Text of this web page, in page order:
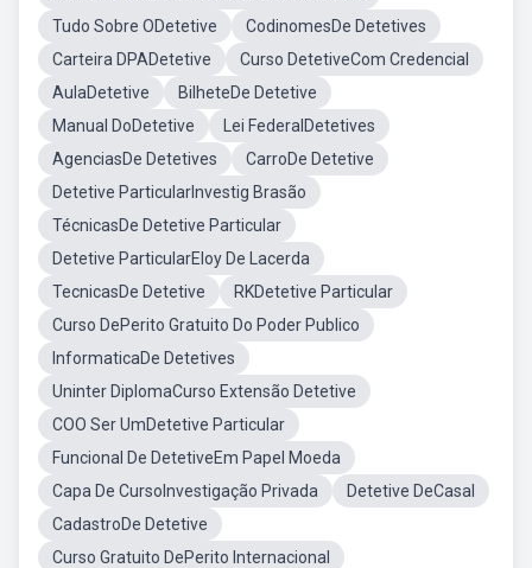
Tudo Sobre ODetetive
CodinomesDe Detetives
Carteira DPADetetive
Curso DetetiveCom Credencial
AulaDetetive
BilheteDe Detetive
Manual DoDetetive
Lei FederalDetetives
AgenciasDe Detetives
CarroDe Detetive
Detetive ParticularInvestig Brasão
TécnicasDe Detetive Particular
Detetive ParticularEloy De Lacerda
TecnicasDe Detetive
RKDetetive Particular
Curso DePerito Gratuito Do Poder Publico
InformaticaDe Detetives
Uninter DiplomaCurso Extensão Detetive
COO Ser UmDetetive Particular
Funcional De DetetiveEm Papel Moeda
Capa De CursoInvestigação Privada
Detetive DeCasal
CadastroDe Detetive
Curso Gratuito DePerito Internacional